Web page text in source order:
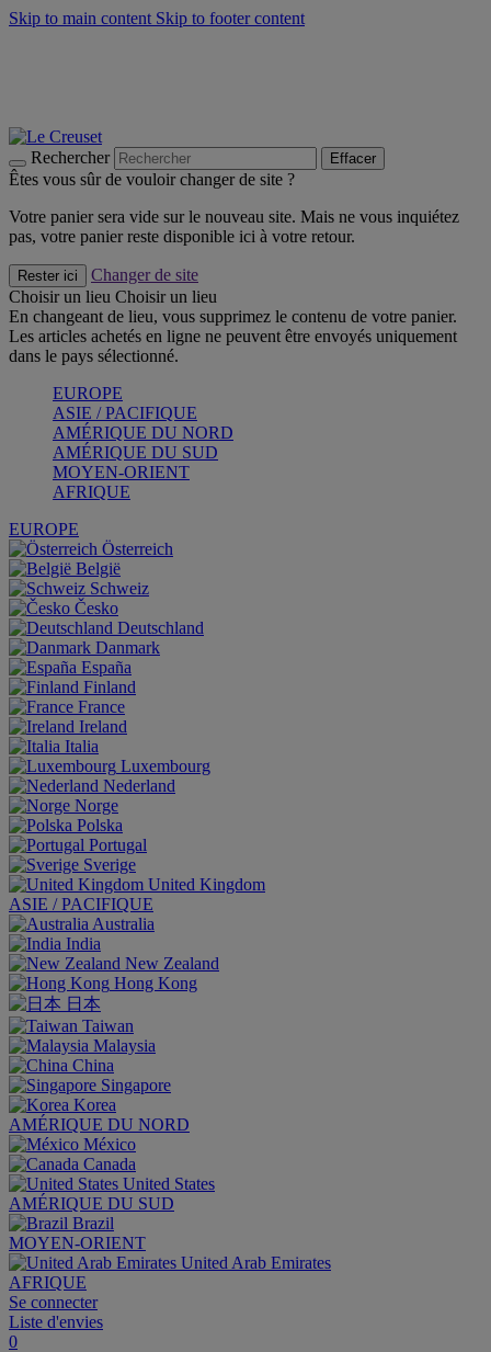
Skip to main content Skip to footer content
Rechercher Effacer
Êtes vous sûr de vouloir changer de site ?
Votre panier sera vide sur le nouveau site. Mais ne vous inquiétez
pas, votre panier reste disponible ici à votre retour.
Rester ici
Changer de site
Choisir un lieu Choisir un lieu
En changeant de lieu, vous supprimez le contenu de votre panier.
Les articles achetés en ligne ne peuvent être envoyés uniquement
dans le pays sélectionné.
EUROPE
ASIE / PACIFIQUE
AMÉRIQUE DU NORD
AMÉRIQUE DU SUD
MOYEN-ORIENT
AFRIQUE
EUROPE
Österreich
België
Schweiz
Česko
Deutschland
Danmark
España
Finland
France
Ireland
Italia
Luxembourg
Nederland
Norge
Polska
Portugal
Sverige
United Kingdom
ASIE / PACIFIQUE
Australia
India
New Zealand
Hong Kong
日本
Taiwan
Malaysia
China
Singapore
Korea
AMÉRIQUE DU NORD
México
Canada
United States
AMÉRIQUE DU SUD
Brazil
MOYEN-ORIENT
United Arab Emirates
AFRIQUE
Se connecter
Liste d'envies
0